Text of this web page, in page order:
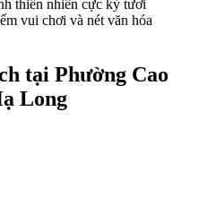
thiên nhiên cực kỳ tươi
vui chơi và nét văn hóa
tại Phường Cao
Long